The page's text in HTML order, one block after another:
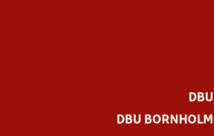
DBU
DBU BORNHOLM